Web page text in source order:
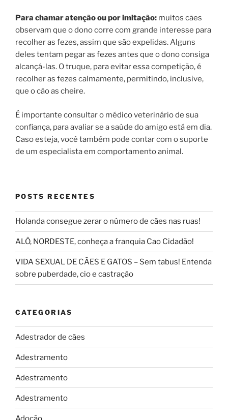
Para chamar atenção ou por imitação: muitos cães
observam que o dono corre com grande interesse para
recolher as fezes, assim que são expelidas. Alguns
deles tentam pegar as fezes antes que o dono consiga
alcançá-las. O truque, para evitar essa competição, é
recolher as fezes calmamente, permitindo, inclusive,
que o cão as cheire.
É importante consultar o médico veterinário de sua
confiança, para avaliar se a saúde do amigo está em dia.
Caso esteja, você também pode contar com o suporte
de um especialista em comportamento animal.
POSTS RECENTES
Holanda consegue zerar o número de cães nas ruas!
ALÔ, NORDESTE, conheça a franquia Cao Cidadão!
VIDA SEXUAL DE CÃES E GATOS – Sem tabus! Entenda
sobre puberdade, cio e castração
CATEGORIAS
Adestrador de cães
Adestramento
Adestramento
Adestramento